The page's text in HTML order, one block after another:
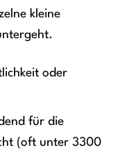
kleine
oder
für die
(oft unter 3300